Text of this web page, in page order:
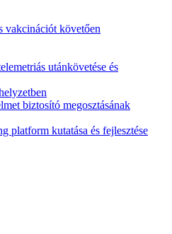
vakcinációt követően
utánkövetése és
biztosító megosztásának
platform kutatása és fejlesztése